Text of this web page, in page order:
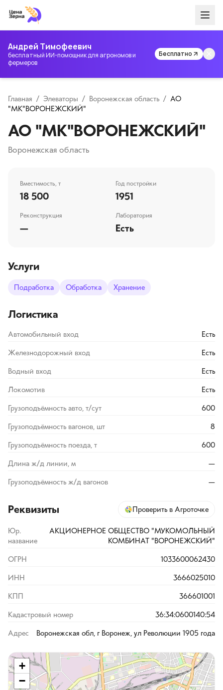
Андрей Тимофеевич
бесплатный ИИ-помощник для агрономов и
фермеров
Бесплатно
Главная / Элеваторы / Воронежская область / АО
"МК"ВОРОНЕЖСКИЙ"
АО "МК"ВОРОНЕЖСКИЙ"
Воронежская область
Вместимость, т
18 500
Год постройки
1951
Реконструкция
—
Лаборатория
Есть
Услуги
Подработка Обработка Хранение
Логистика
Автомобильный вход Есть
Железнодорожный вход Есть
Водный вход Есть
Локомотив Есть
Грузоподъёмность авто, т/сут 600
Грузоподъёмность вагонов, шт 8
Грузоподъёмность поезда, т 600
Длина ж/д линии, м —
Грузоподъёмность ж/д вагонов —
Реквизиты Проверить в Агроточке
Юр.
название
АКЦИОНЕРНОЕ ОБЩЕСТВО "МУКОМОЛЬНЫЙ
КОМБИНАТ "ВОРОНЕЖСКИЙ"
ОГРН 1033600062430
ИНН 3666025010
КПП 366601001
Кадастровый номер 36:34:0600140:54
Адрес Воронежская обл, г Воронеж, ул Революции 1905 года
+
−